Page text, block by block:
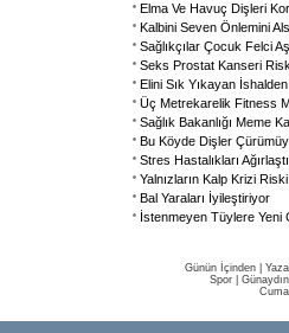
Elma Ve Havuç Dişleri
Kalbini Seven Önlemini
Sağlıkçılar Çocuk Felci
Seks Prostat Kanseri
Elini Sık Yıkayan
Üç Metrekarelik Fitness
Sağlık Bakanlığı Meme
Bu Köyde Dişler
Stres Hastalıkları
Yalnızların Kalp Krizi
Bal Yaraları İyileştiriyor
İstenmeyen Tüylere Yeni
Günün İçinden
Spor
Günaydın